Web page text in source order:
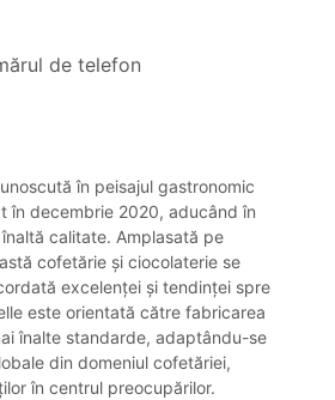
de telefon
în peisajul gastronomic
în decembrie 2020, aducând în
calitate. Amplasată pe
cofetărie și ciocolaterie se
excelenței și tendinței spre
este orientată către fabricarea
înalte standarde, adaptându-se
din domeniul cofetăriei,
în centrul preocupărilor.